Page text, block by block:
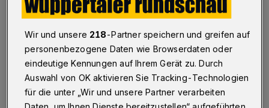
Wuppertal·Am Montag (20. Juli 2020) beginnt an der
Treppen und Wegeverbindungen an der
Langobardenstraße / Normannenstraße und am
Krübusch wird die Baumaßnahme aus dem
Städtebauförderprogramm Soziale Stadt Oberbarmen /
Wichlinghausen finanziert. Die Kosten belaufen sich auf
rund 500.000 Euro.
Wir und unsere 218-Partner speichern und greifen auf
personenbezogene Daten wie Browserdaten oder
eindeutige Kennungen auf Ihrem Gerät zu. Durch
Auswahl von OK aktivieren Sie Tracking-Technologien
für die unter „Wir und unsere Partner verarbeiten